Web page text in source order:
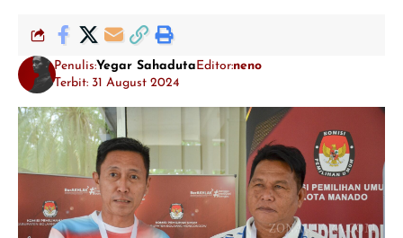
Penulis:Yegar SahadutaEditor:neno
Terbit: 31 August 2024